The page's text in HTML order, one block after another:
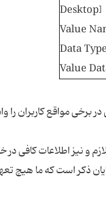
Desktop]
Value
Data
Value
برخی مواقع کاربران
و نیز اطلاعات کافی
شایان ذکر است که ما